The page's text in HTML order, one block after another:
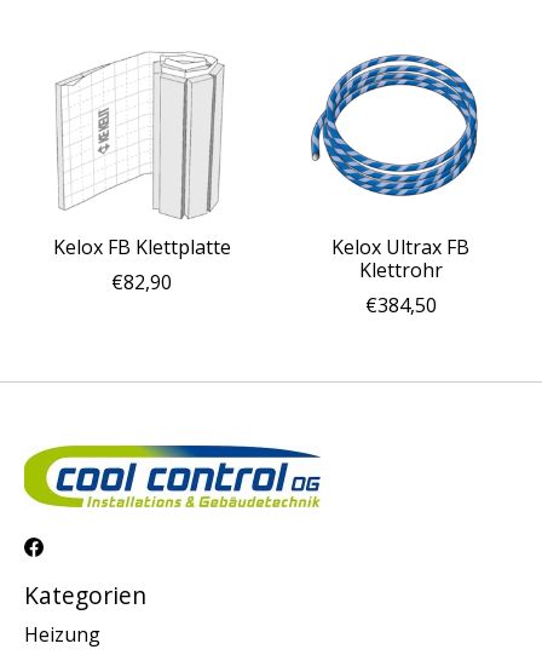
Kelox FB Klettplatte
€82,90
Kelox Ultrax FB
Klettrohr
€384,50
Kategorien
Heizung